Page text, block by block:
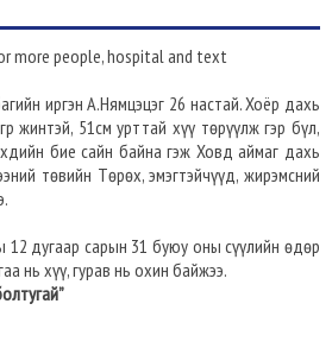
иргэн А.Нямцэцэг 26 настай. Хоёр дахь
жинтэй, 51см урттай хүү төрүүлж гэр бүл,
бие сайн байна гэж Ховд аймаг дахь
төвийн Төрөх, эмэгтэйчүүд, жирэмсний
дугаар сарын 31 буюу оны сүүлийн өдөр
нь хүү, гурав нь охин байжээ.